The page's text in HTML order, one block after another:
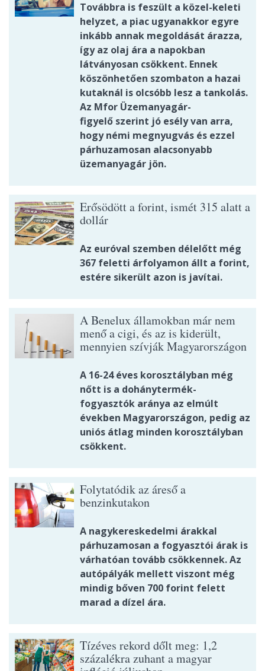
Továbbra is feszült a közel-keleti
helyzet, a piac ugyanakkor egyre
inkább annak megoldását árazza,
így az olaj ára a napokban
látványosan csökkent. Ennek
köszönhetően szombaton a hazai
kutaknál is olcsóbb lesz a tankolás.
Az Mfor Üzemanyagár-
figyelő szerint jó esély van arra,
hogy némi megnyugvás és ezzel
párhuzamosan alacsonyabb
üzemanyagár jön.
Erősödött a forint, ismét 315 alatt a
dollár
Az euróval szemben délelőtt még
367 feletti árfolyamon állt a forint,
estére sikerült azon is javítai.
A Benelux államokban már nem
menő a cigi, és az is kiderült,
mennyien szívják Magyarországon
A 16-24 éves korosztályban még
nőtt is a dohánytermék-
fogyasztók aránya az elmúlt
években Magyarországon, pedig az
uniós átlag minden korosztályban
csökkent.
Folytatódik az áreső a
benzinkutakon
A nagykereskedelmi árakkal
párhuzamosan a fogyasztói árak is
várhatóan tovább csökkennek. Az
autópályák mellett viszont még
mindig bőven 700 forint felett
marad a dízel ára.
Tízéves rekord dőlt meg: 1,2
százalékra zuhant a magyar